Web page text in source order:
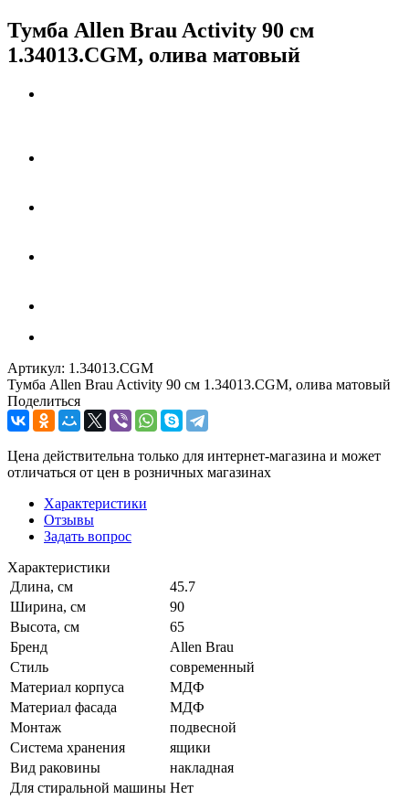
Тумба Allen Brau Activity 90 см
1.34013.CGM, олива матовый
Артикул: 1.34013.CGM
Тумба Allen Brau Activity 90 см 1.34013.CGM, олива матовый
Поделиться
Цена действительна только для интернет-магазина и может
отличаться от цен в розничных магазинах
Характеристики
Отзывы
Задать вопрос
Характеристики
Длина, см
45.7
Ширина, см
90
Высота, см
65
Бренд
Allen Brau
Стиль
современный
Материал корпуса
МДФ
Материал фасада
МДФ
Монтаж
подвесной
Система хранения
ящики
Вид раковины
накладная
Для стиральной машины Нет